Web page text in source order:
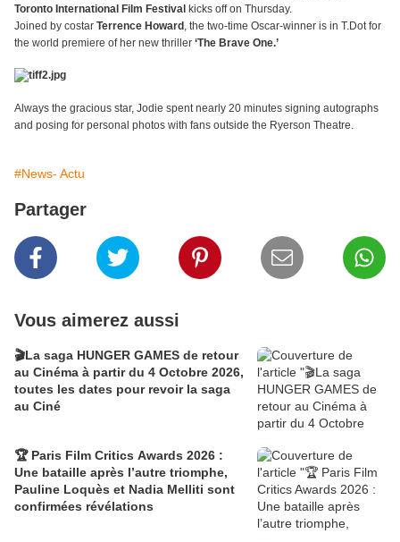
Toronto International Film Festival kicks off on Thursday.
Joined by costar Terrence Howard , the two-time Oscar-winner is in T.Dot for
the world premiere of her new thriller ‘The Brave One.’
Always the gracious star, Jodie spent nearly 20 minutes signing autographs
and posing for personal photos with fans outside the Ryerson Theatre.
#News- Actu
Partager
Vous aimerez aussi
🎬La saga HUNGER GAMES de retour
au Cinéma à partir du 4 Octobre 2026,
toutes les dates pour revoir la saga
au Ciné
🏆 Paris Film Critics Awards 2026 :
Une bataille après l’autre triomphe,
Pauline Loquès et Nadia Melliti sont
confirmées révélations